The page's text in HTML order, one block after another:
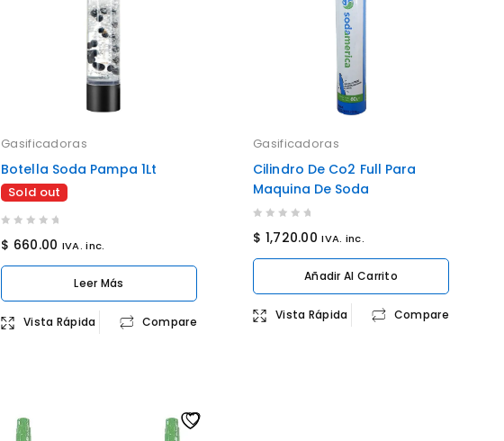
Gasificadoras
Botella Soda Pampa 1Lt
Sold out
out
of
$ 660.00 IVA. inc.
Leer Más
Compare
Vista Rápida
Gasificadoras
Cilindro De Co2 Full Para
Maquina De Soda
out
of
$ 1,720.00 IVA. inc.
Añadir Al Carrito
Compare
Vista Rápida